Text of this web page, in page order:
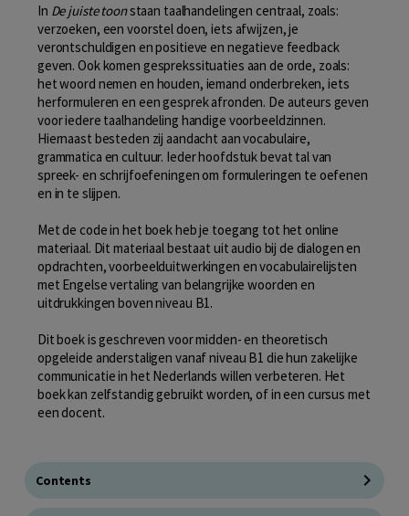
In De juiste toonstaan taalhandelingen centraal, zoals:
verzoeken, een voorstel doen, iets afwijzen, je
verontschuldigen en positieve en negatieve feedback
geven. Ook komen gesprekssituaties aan de orde, zoals:
het woord nemen en houden, iemand onderbreken, iets
herformuleren en een gesprek afronden. De auteurs geven
voor iedere taalhandeling handige voorbeeldzinnen.
Hiernaast besteden zij aandacht aan vocabulaire,
grammatica en cultuur. Ieder hoofdstuk bevat tal van
spreek- en schrijfoefeningen om formuleringen te oefenen
en in te slijpen.
Met de code in het boek heb je toegang tot het online
materiaal. Dit materiaal bestaat uit audio bij de dialogen en
opdrachten, voorbeelduitwerkingen en vocabulairelijsten
met Engelse vertaling van belangrijke woorden en
uitdrukkingen boven niveau B1.
Dit boek is geschreven voor midden- en theoretisch
opgeleide anderstaligen vanaf niveau B1 die hun zakelijke
communicatie in het Nederlands willen verbeteren. Het
boek kan zelfstandig gebruikt worden, of in een cursus met
een docent.
Contents